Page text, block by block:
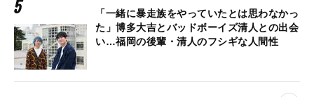
「一緒に暴走族をやっていたとは思わなかっ
た」博多大吉とバッドボーイズ清人との出会
い…福岡の後輩・清人のフシギな人間性